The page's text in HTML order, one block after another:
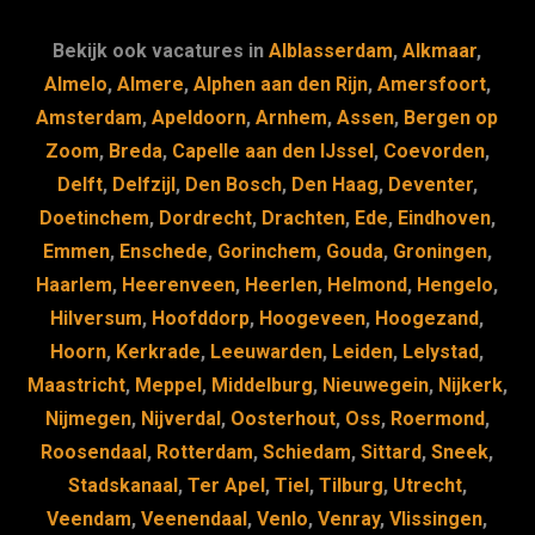
b
o
o
k
k
y
dI
n
Bekijk ook vacatures inAlblasserdam,Alkmaar,
Almelo, Almere, Alphen aan den Rijn, Amersfoort,
Amsterdam,Apeldoorn,Arnhem,Assen, Bergen op
Zoom, Breda, Capelle aan den IJssel, Coevorden,
Delft, Delfzijl, Den Bosch, Den Haag, Deventer,
Doetinchem, Dordrecht, Drachten, Ede, Eindhoven,
Emmen, Enschede, Gorinchem, Gouda, Groningen,
Haarlem, Heerenveen, Heerlen, Helmond, Hengelo,
Hilversum, Hoofddorp, Hoogeveen, Hoogezand,
Hoorn, Kerkrade, Leeuwarden, Leiden, Lelystad,
Maastricht, Meppel, Middelburg, Nieuwegein, Nijkerk,
Nijmegen, Nijverdal, Oosterhout, Oss, Roermond,
Roosendaal, Rotterdam,Schiedam,Sittard,Sneek,
Stadskanaal, Ter Apel, Tiel, Tilburg, Utrecht,
Veendam,Veenendaal,Venlo,Venray,Vlissingen,